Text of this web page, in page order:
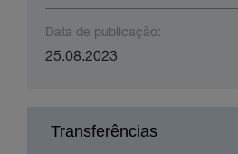
Data de publicação:
25.08.2023
Transferências